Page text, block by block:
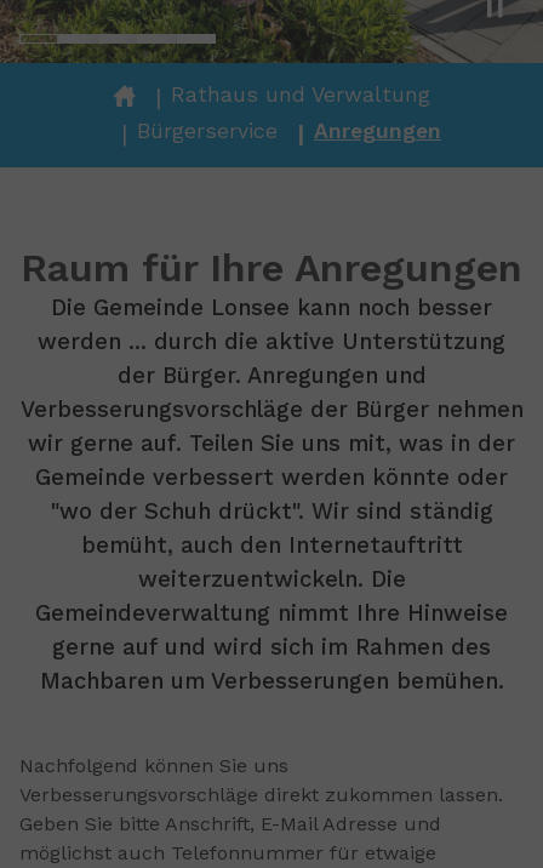
You are here: Rathaus und Verwaltung
Bürgerservice
Anregungen
Raum für Ihre Anregungen
Die Gemeinde Lonsee kann noch besser
werden ... durch die aktive Unterstützung
der Bürger. Anregungen und
Verbesserungsvorschläge der Bürger nehmen
wir gerne auf. Teilen Sie uns mit, was in der
Gemeinde verbessert werden könnte oder
"wo der Schuh drückt". Wir sind ständig
bemüht, auch den Internetauftritt
weiterzuentwickeln. Die
Gemeindeverwaltung nimmt Ihre Hinweise
gerne auf und wird sich im Rahmen des
Machbaren um Verbesserungen bemühen.
Nachfolgend können Sie uns
Verbesserungsvorschläge direkt zukommen lassen.
Geben Sie bitte Anschrift, E-Mail Adresse und
möglichst auch Telefonnummer für etwaige